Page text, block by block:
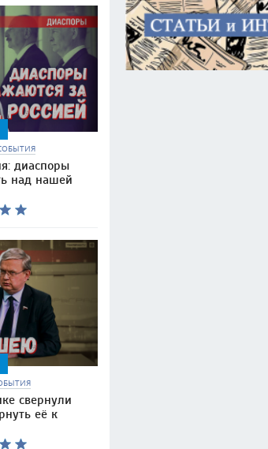
диаспоры
над нашей
свернули
её к